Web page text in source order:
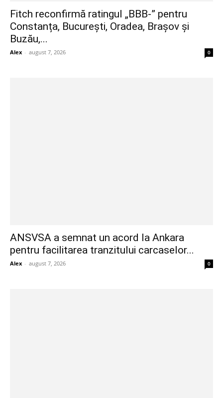
Fitch reconfirmă ratingul „BBB-” pentru
Constanța, București, Oradea, Brașov și
Buzău,...
Alex - august 7, 2026 0
ANSVSA a semnat un acord la Ankara
pentru facilitarea tranzitului carcaselor...
Alex - august 7, 2026 0